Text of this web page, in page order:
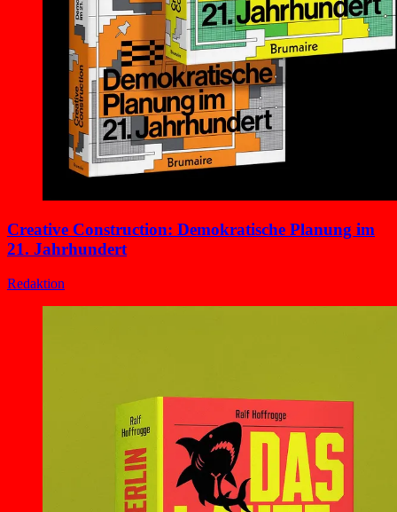
Creative Construction: Demokratische Planung im
21. Jahrhundert
Redaktion